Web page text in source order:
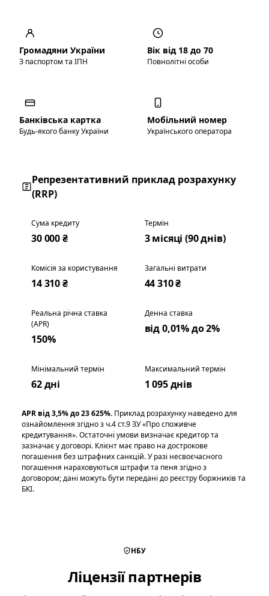
Громадяни України
З паспортом та ІПН
Вік від 18 до 70
Повнолітні особи
Банківська картка
Будь-якого банку України
Мобільний номер
Українського оператора
Репрезентативний приклад розрахунку
(RRP)
Сума кредиту
30 000 ₴
Термін
3 місяці (90 днів)
Комісія за користування
14 310 ₴
Загальні витрати
44 310 ₴
Реальна річна ставка
(APR)
150%
Денна ставка
від 0,01% до 2%
Мінімальний термін
62 дні
Максимальний термін
1 095 днів
APR від 3,5% до 23 625%. Приклад розрахунку наведено для
ознайомлення згідно з ч.4 ст.9 ЗУ «Про споживче
кредитування». Остаточні умови визначає кредитор та
зазначає у договорі. Клієнт має право на дострокове
погашення без штрафних санкцій. У разі несвоєчасного
погашення нараховуються штрафи та пеня згідно з
договором; дані можуть бути передані до реєстру боржників та
БКІ.
НБУ
Ліцензії партнерів